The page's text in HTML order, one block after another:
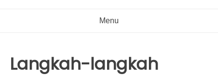
Menu
Langkah-langkah